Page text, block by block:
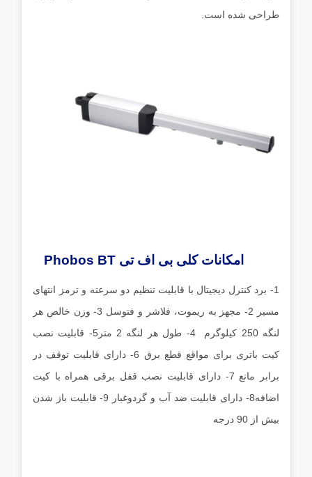
طراحی شده است.
امکانات کلی بی اف تی Phobos BT
1- برد کنترل دیجیتال با قابلیت تنظیم دو سرعته و ترمز انتهای
مسیر 2- مجهز به ریموت، فلاشر و فتوسل 3- وزن خالص هر
لنگه 250 کیلوگرم 4- طول هر لنگه 2 متر5- قابلیت نصب
کیت باتری برای مواقع قطع برق 6- دارای قابلیت توقف در
برابر مانع 7- دارای قابلیت نصب قفل برقی همراه با کیت
اضافه8- دارای قابلیت ضد آب و گردوغبار 9- قابلیت باز شدن
بیش از 90 درجه